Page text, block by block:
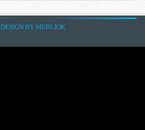
DESIGN BY MEBLIOK